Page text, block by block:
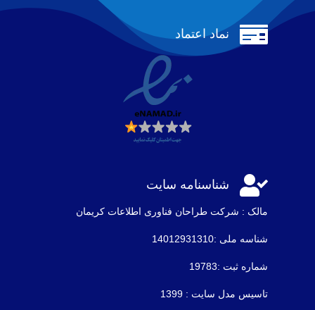
 نماد اعتماد
 شناسنامه سایت
مالک : شرکت طراحان فناوری اطلاعات كريمان
شناسه ملی :14012931310
شماره ثبت :19783
تاسیس مدل سایت : 1399